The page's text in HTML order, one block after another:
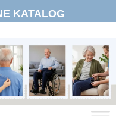
KATALOG